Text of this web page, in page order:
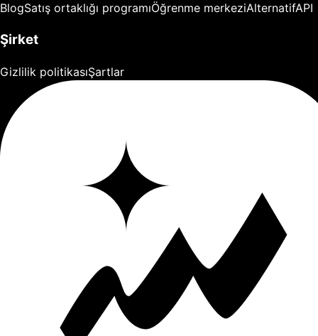
BlogSatış ortaklığı programıÖğrenme merkeziAlternatifAPI
Şirket
Gizlilik politikasıŞartlar